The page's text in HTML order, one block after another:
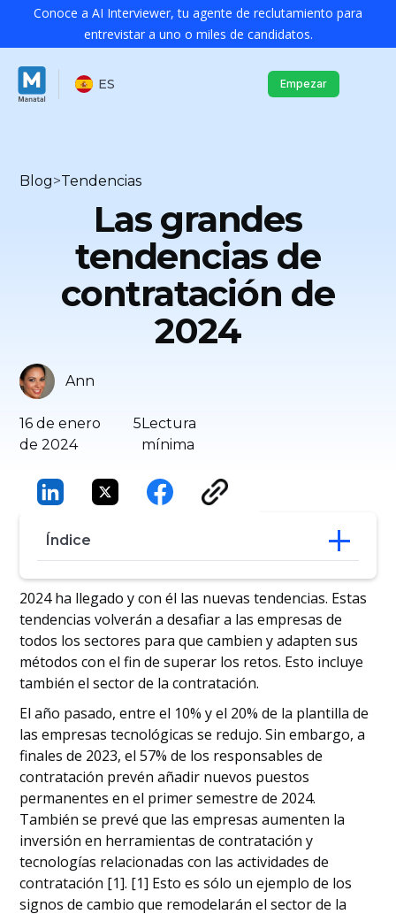
Conoce a AI Interviewer, tu agente de reclutamiento para
entrevistar a uno o miles de candidatos.
ES Empezar
Blog>Tendencias
Las grandes
tendencias de
contratación de
2024
16 de enero
de 2024
5Lectura
mínima
Ann
Índice
Tendencias de contratación de 2024 que
debe conocer
Conclusión
2024 ha llegado y con él las nuevas tendencias. Estas
tendencias volverán a desafiar a las empresas de
todos los sectores para que cambien y adapten sus
métodos con el fin de superar los retos. Esto incluye
también el sector de la contratación.
El año pasado, entre el 10% y el 20% de la plantilla de
las empresas tecnológicas se redujo. Sin embargo, a
finales de 2023, el 57% de los responsables de
contratación prevén añadir nuevos puestos
permanentes en el primer semestre de 2024.
También se prevé que las empresas aumenten la
inversión en herramientas de contratación y
tecnologías relacionadas con las actividades de
contratación [1]. [1] Esto es sólo un ejemplo de los
signos de cambio que remodelarán el sector de la